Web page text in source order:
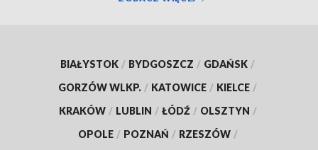
BIAŁYSTOK / BYDGOSZCZ / GDAŃSK /
GORZÓW WLKP. / KATOWICE / KIELCE /
KRAKÓW / LUBLIN / ŁÓDŹ / OLSZTYN /
OPOLE / POZNAŃ / RZESZÓW /